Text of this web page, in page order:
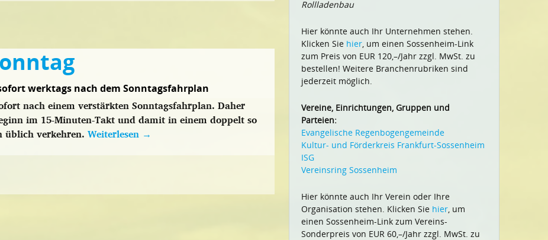
werktags nach dem Sonntagsfahrplan
nach einem verstärkten Sonntagsfahrplan. Daher
im 15-Minuten-Takt und damit in einem doppelt so
üblich verkehren.Weiterlesen →
Rollladenbau
Hier könnte auch Ihr Unternehmen stehen.
Klicken Sie hier, um einen Sossenheim-Link
zum Preis von EUR 120,–/Jahr zzgl. MwSt. zu
bestellen! Weitere Branchenrubriken sind
jederzeit möglich.
Vereine, Einrichtungen, Gruppen und
Parteien:
Evangelische Regenbogengemeinde
Kultur- und Förderkreis Frankfurt-Sossenheim
ISG
Vereinsring Sossenheim
Hier könnte auch Ihr Verein oder Ihre
Organisation stehen. Klicken Sie hier, um
einen Sossenheim-Link zum Vereins-
Sonderpreis von EUR 60,–/Jahr zzgl. MwSt. zu